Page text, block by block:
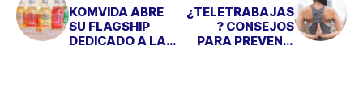
KOMVIDA ABRE
SU FLAGSHIP
DEDICADO A LA
¿TELETRABAJAS
? CONSEJOS
PARA PREVENIR